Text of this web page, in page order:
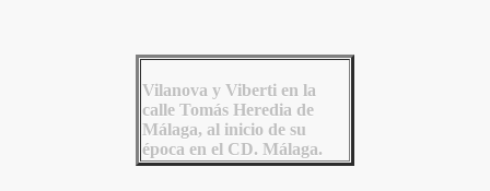
Vilanova y Viberti en la
calle Tomás Heredia de
Málaga, al inicio de su
época en el CD. Málaga.